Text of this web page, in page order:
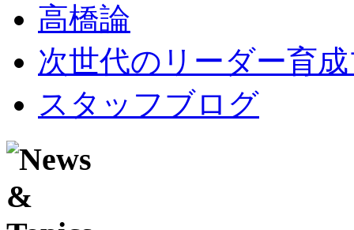
高橋論
次世代のリーダー育
スタッフブログ